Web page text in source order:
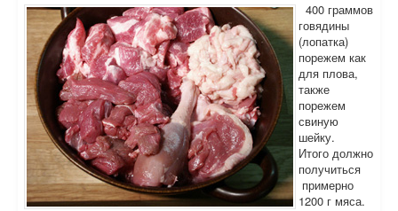
400 граммов
говядины
(лопатка)
порежем как
для плова,
также
порежем
свиную
шейку.
Итого должно
получиться
примерно
1200 г мяса.